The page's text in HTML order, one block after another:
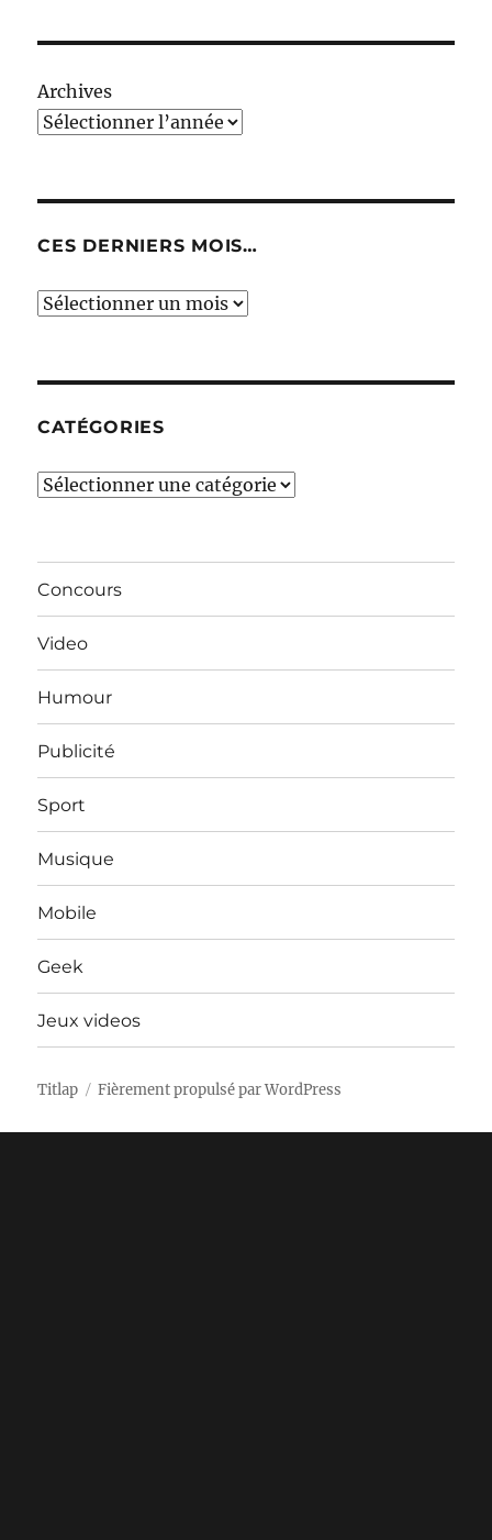
Archives
CES DERNIERS MOIS…
Ces
CATÉGORIES
Catégories
Concours
Video
Humour
Publicité
Sport
Musique
Mobile
Geek
Jeux videos
Titlap Fièrement propulsé par WordPress